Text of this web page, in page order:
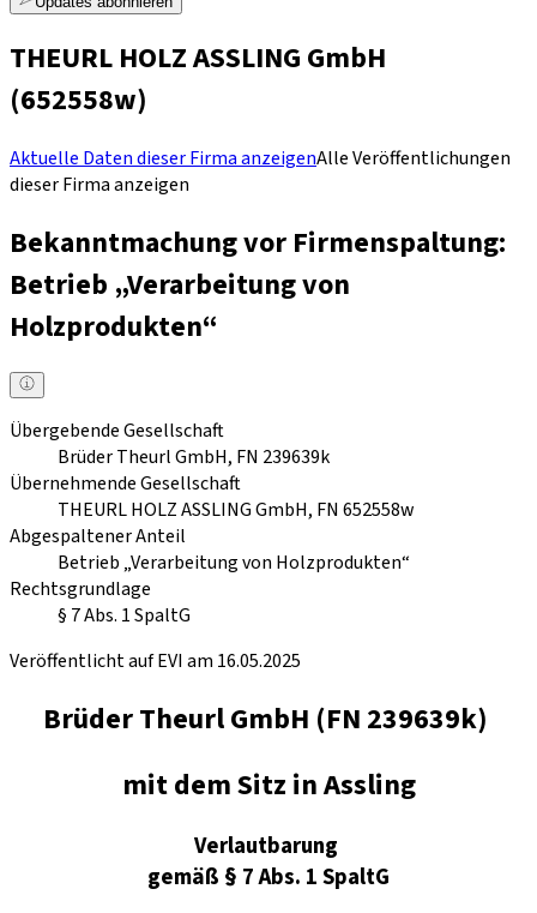
THEURL HOLZ ASSLING GmbH
(652558w)
Aktuelle Daten dieser Firma anzeigenAlle Veröffentlichungen
dieser Firma anzeigen
Bekanntmachung vor Firmenspaltung:
Betrieb „Verarbeitung von
Holzprodukten“
Übergebende Gesellschaft
Brüder Theurl GmbH, FN 239639k
Übernehmende Gesellschaft
THEURL HOLZ ASSLING GmbH, FN 652558w
Abgespaltener Anteil
Betrieb „Verarbeitung von Holzprodukten“
Rechtsgrundlage
§ 7 Abs. 1 SpaltG
Veröffentlicht auf EVI am 16.05.2025
Brüder Theurl GmbH (FN 239639k)
mit dem Sitz in Assling
Verlautbarung
gemäß § 7 Abs. 1 SpaltG